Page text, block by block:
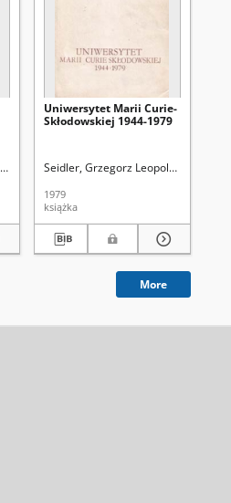
Wybór
Uniwersytet Marii Curie-
Skłodowskiej 1944-1979
Seidler, Grzegorz Leopold (1913-
1979
książka
More